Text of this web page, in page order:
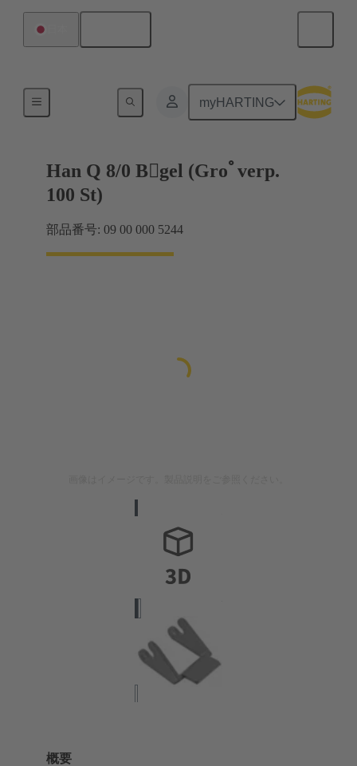
myHARTING
ロックシステム
Han Q 8/0 Bgel (Groﾟverp.
100 St)
部品番号: 09 00 000 5244
概要